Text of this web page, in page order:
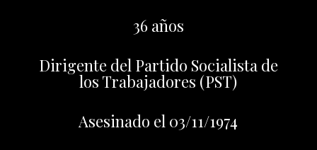
36 años
Dirigente del Partido Socialista de
los Trabajadores (PST)
Asesinado el 03/11/1974